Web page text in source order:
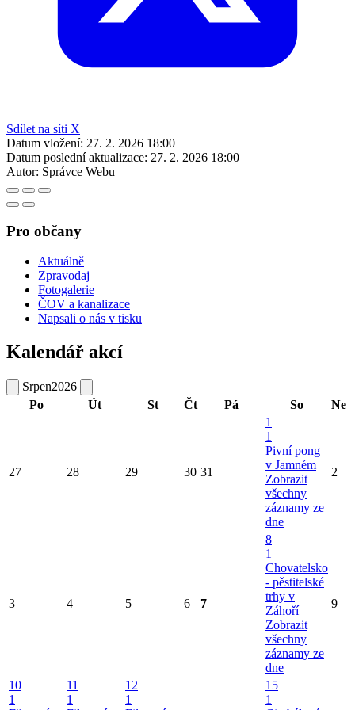
Sdílet na síti X
Datum vložení: 27. 2. 2026 18:00
Datum poslední aktualizace: 27. 2. 2026 18:00
Autor: Správce Webu
Pro občany
Aktuálně
Zpravodaj
Fotogalerie
ČOV a kanalizace
Napsali o nás v tisku
Kalendář akcí
Srpen2026
Po
Út St Čt Pá So Ne
27 28 29 30 31
1
1
Pivní pong
v Jamném
Zobrazit
všechny
záznamy ze
dne
2
3 4 5 6 7
8
1
Chovatelsko
- pěstitelské
trhy v
Záhoří
Zobrazit
všechny
záznamy ze
dne
9
10
1
11
1
12
1
15
1